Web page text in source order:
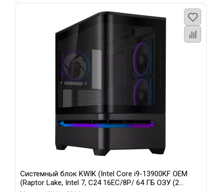
Системный блок KWIK (Intel Core i9-13900KF OEM
(Raptor Lake, Intel 7, C24 16EC/8P/ 64 ГБ ОЗУ (2